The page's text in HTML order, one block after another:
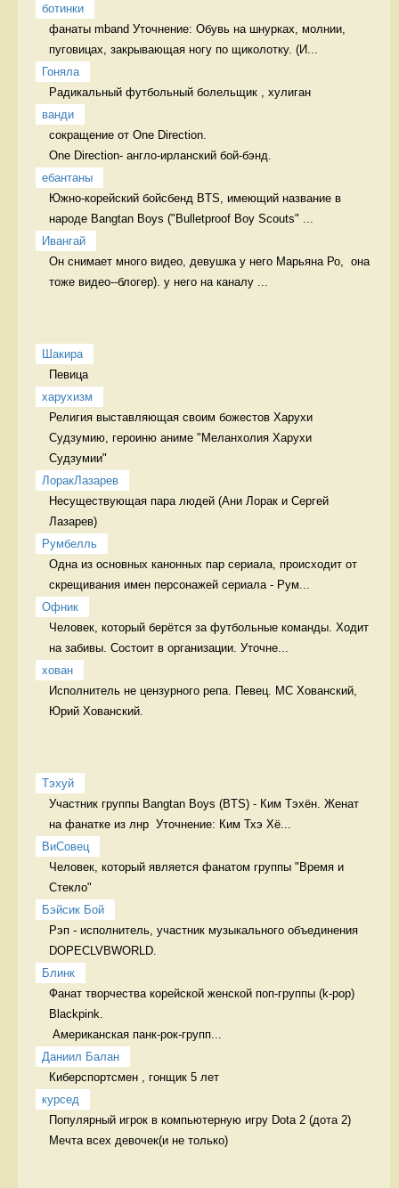
ботинки
фанаты mband Уточнение: Обувь на шнурках, молнии,
пуговицах, закрывающая ногу по щиколотку. (И...
Гоняла
Радикальный футбольный болельщик , хулиган
ванди
сокращение от One Direction.
One Direction- англо-ирланский бой-бэнд.
ебантаны
Южно-корейский бойсбенд BTS, имеющий название в
народе Bangtan Boys ("Bulletproof Boy Scouts" ...
Ивангай
Он снимает много видео, девушка у него Марьяна Ро,  она
тоже видео--блогер). у него на каналу ...
Шакира
Певица
харухизм
Религия выставляющая своим божестов Харухи
Судзумию, героиню аниме "Меланхолия Харухи
Судзумии"
ЛоракЛазарев
Несуществующая пара людей (Ани Лорак и Сергей
Лазарев)
Румбелль
Одна из основных канонных пар сериала, происходит от
скрещивания имен персонажей сериала - Рум...
Офник
Человек, который берётся за футбольные команды. Ходит
на забивы. Состоит в организации. Уточне...
хован
Исполнитель не цензурного репа. Певец. МС Хованский,
Юрий Хованский.
Тэхуй
Участник группы Bangtan Boys (BTS) - Ким Тэхён. Женат
на фанатке из лнр  Уточнение: Ким Тхэ Хё...
ВиСовец
Человек, который является фанатом группы "Время и
Стекло"
Бэйсик Бой
Рэп - исполнитель, участник музыкального объединения
DOPECLVBWORLD.
Блинк
Фанат творчества корейской женской поп-группы (k-pop)
Blackpink.
Американская панк-рок-групп...
Даниил Балан
Киберспортсмен , гонщик 5 лет
курсед
Популярный игрок в компьютерную игру Dota 2 (дота 2)
Мечта всех девочек(и не только)